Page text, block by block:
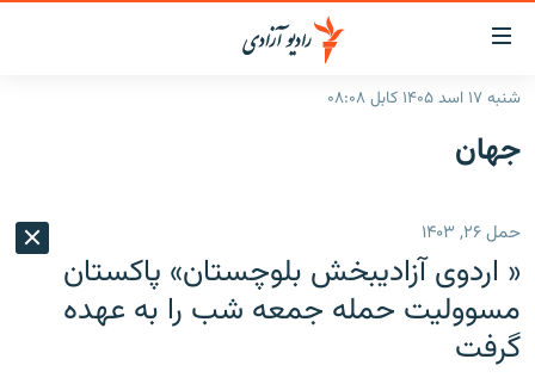
لینک‌های
قابل
دسترسی
به
بازگشت
منوی
اصلی
مراجعه
گزارش‌ها
شرق میانه
جهان
جدول نشرات
مصاحبه‌ها
برنامه‌ها
شنبه ۱۷ اسد ۱۴۰۵ کابل ۰۸:۰۸
جهان
حمل ۲۶, ۱۴۰۳
« اردوی آزادیبخش بلوچستان» پاکستان
مسوولیت حمله جمعه شب را به عهده
گرفت